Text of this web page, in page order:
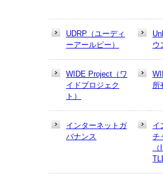
UDRP（ユーディ
ーアールピー）
ウ
WIDE Project（ワ
イドプロジェク
ト）
所
インターネットガ
バナンス
イ
チ